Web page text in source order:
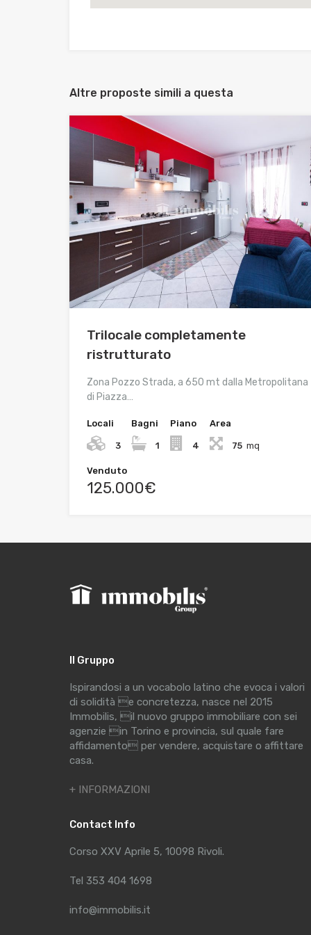
Altre proposte simili a questa
Trilocale completamente
ristrutturato
Zona Pozzo Strada, a 650 mt dalla Metropolitana
di Piazza…
Locali
3
Bagni
1
Piano
4
Area
75 mq
Venduto
125.000€
Il Gruppo
Ispirandosi a un vocabolo latino che evoca i valori
di solidità e concretezza, nasce nel 2015
Immobilis, il nuovo gruppo immobiliare con sei
agenzie in Torino e provincia, sul quale fare
affidamento per vendere, acquistare o affittare
casa.
+ INFORMAZIONI
Contact Info
Corso XXV Aprile 5, 10098 Rivoli.
Tel 353 404 1698
info@immobilis.it